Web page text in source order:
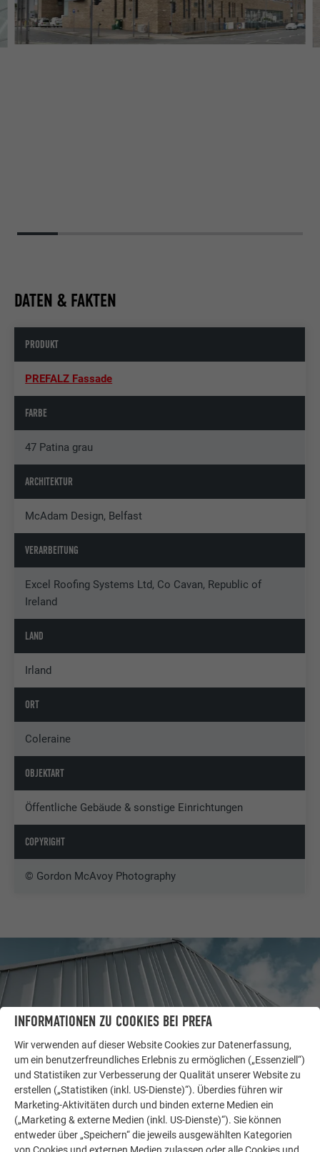
DATEN & FAKTEN
PRODUKT
PREFALZ Fassade
FARBE
47 Patina grau
ARCHITEKTUR
McAdam Design, Belfast
VERARBEITUNG
Excel Roofing Systems Ltd, Co Cavan, Republic of
Ireland
LAND
Irland
ORT
Coleraine
OBJEKTART
Öffentliche Gebäude & sonstige Einrichtungen
COPYRIGHT
© Gordon McAvoy Photography
LASSEN SIE SICH INSPIRIEREN
WEITERE OBJEKTE
INFORMATIONEN ZU COOKIES BEI PREFA
Wir verwenden auf dieser Website Cookies zur Datenerfassung,
um ein benutzerfreundliches Erlebnis zu ermöglichen („Essenziell“)
und Statistiken zur Verbesserung der Qualität unserer Website zu
erstellen („Statistiken (inkl. US-Dienste)“). Überdies führen wir
Marketing-Aktivitäten durch und binden externe Medien ein
(„Marketing & externe Medien (inkl. US-Dienste)“). Sie können
entweder über „Speichern“ die jeweils ausgewählten Kategorien